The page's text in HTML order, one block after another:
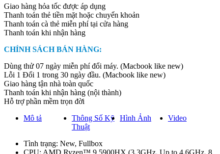
Giao hàng hỏa tốc được áp dụng
Thanh toán thẻ tiền mặt hoặc chuyển khoản
Thanh toán cà thẻ miễn phí tại cửa hàng
Thanh toán khi nhận hàng
CHÍNH SÁCH BÁN HÀNG:
Dùng thử 07 ngày miễn phí đổi máy. (Macbook like new)
Lỗi 1 Đổi 1 trong 30 ngày đầu. (Macbook like new)
Giao hàng tận nhà toàn quốc
Thanh toán khi nhận hàng (nội thành)
Hỗ trợ phần mềm trọn đời
Mô tả
Thông Số Kỹ
Thuật
Hình Ảnh Video
Tình trạng: New, Fullbox
CPU: AMD Ryzen™ 9 5900HX (3.3GHz, Up to 4.6GHz, 8